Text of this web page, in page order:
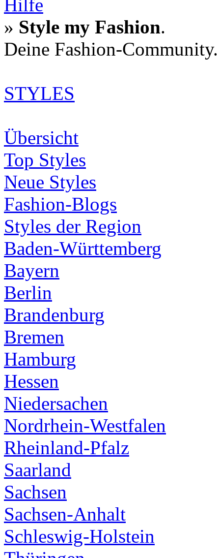
Hilfe
» Style my Fashion.
Deine Fashion-
STYLES
Übersicht
Top Styles
Neue Styles
Fashion-Blogs
Styles der Region
Baden-Württemberg
Bayern
Berlin
Brandenburg
Bremen
Hamburg
Hessen
Niedersachen
Nordrhein-Westfalen
Rheinland-Pfalz
Saarland
Sachsen
Sachsen-Anhalt
Schleswig-Holstein